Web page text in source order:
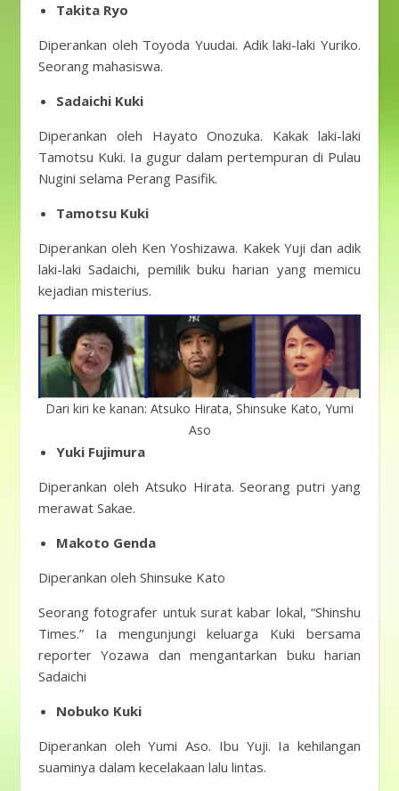
Takita Ryo
Diperankan oleh Toyoda Yuudai. Adik laki-laki Yuriko.
Seorang mahasiswa.
Sadaichi Kuki
Diperankan oleh Hayato Onozuka. Kakak laki-laki
Tamotsu Kuki. Ia gugur dalam pertempuran di Pulau
Nugini selama Perang Pasifik.
Tamotsu Kuki
Diperankan oleh Ken Yoshizawa. Kakek Yuji dan adik
laki-laki Sadaichi, pemilik buku harian yang memicu
kejadian misterius.
Dari kiri ke kanan: Atsuko Hirata, Shinsuke Kato, Yumi
Aso
Yuki Fujimura
Diperankan oleh Atsuko Hirata. Seorang putri yang
merawat Sakae.
Makoto Genda
Diperankan oleh Shinsuke Kato
Seorang fotografer untuk surat kabar lokal, “Shinshu
Times.” Ia mengunjungi keluarga Kuki bersama
reporter Yozawa dan mengantarkan buku harian
Sadaichi
Nobuko Kuki
Diperankan oleh Yumi Aso. Ibu Yuji. Ia kehilangan
suaminya dalam kecelakaan lalu lintas.